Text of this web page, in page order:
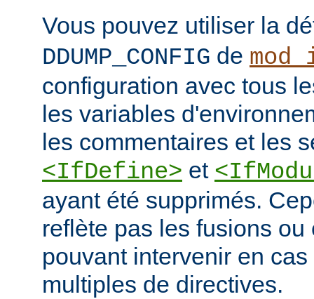
Vous pouvez utiliser la
DDUMP_CONFIG de
configuration avec tous
les variables
les commentaires et les
<IfDefine> et
ayant été supprimés.
reflète pas les fusions ou
pouvant intervenir en
multiples de directives.